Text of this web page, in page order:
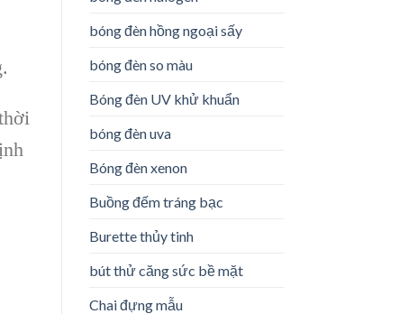
bóng đèn hồng ngoại sấy
bóng đèn so màu
Bóng đèn UV khử khuẩn
bóng đèn uva
Bóng đèn xenon
Buồng đếm tráng bạc
Burette thủy tinh
bút thử căng sức bề mặt
Chai đựng mẫu